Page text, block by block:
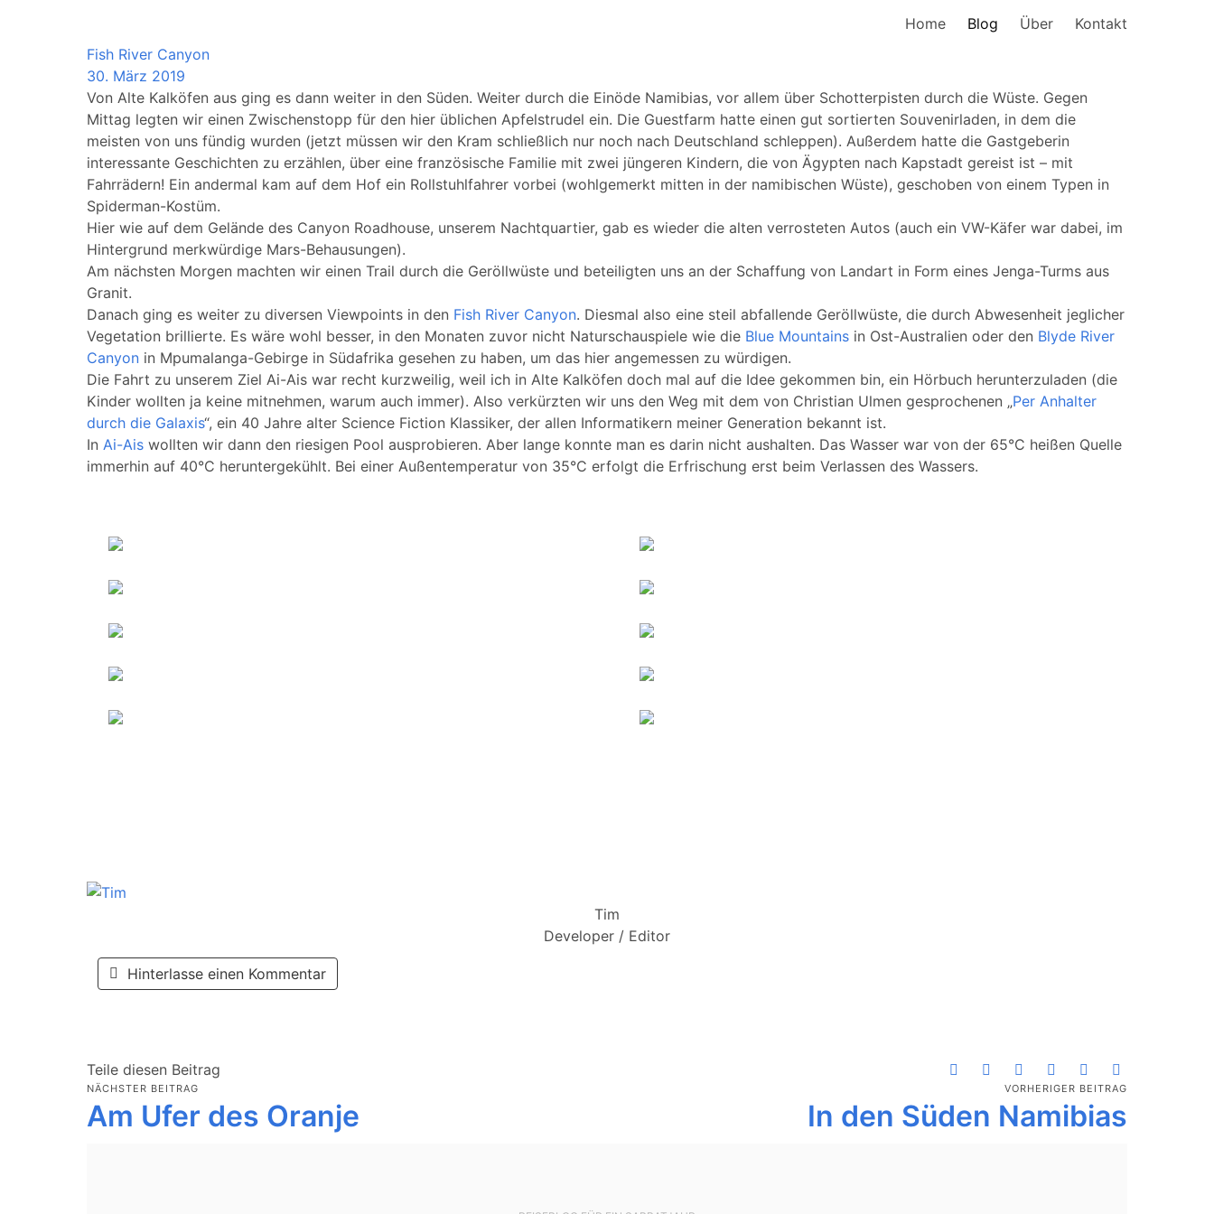
Home Blog Über Kontakt
Fish River Canyon
30. März 2019
Von Alte Kalköfen aus ging es dann weiter in den Süden. Weiter durch die Einöde Namibias, vor allem über Schotterpisten durch die Wüste. Gegen
Mittag legten wir einen Zwischenstopp für den hier üblichen Apfelstrudel ein. Die Guestfarm hatte einen gut sortierten Souvenirladen, in dem die
meisten von uns fündig wurden (jetzt müssen wir den Kram schließlich nur noch nach Deutschland schleppen). Außerdem hatte die Gastgeberin
interessante Geschichten zu erzählen, über eine französische Familie mit zwei jüngeren Kindern, die von Ägypten nach Kapstadt gereist ist – mit
Fahrrädern! Ein andermal kam auf dem Hof ein Rollstuhlfahrer vorbei (wohlgemerkt mitten in der namibischen Wüste), geschoben von einem Typen in
Spiderman-Kostüm.
Hier wie auf dem Gelände des Canyon Roadhouse, unserem Nachtquartier, gab es wieder die alten verrosteten Autos (auch ein VW-Käfer war dabei, im
Hintergrund merkwürdige Mars-Behausungen).
Am nächsten Morgen machten wir einen Trail durch die Geröllwüste und beteiligten uns an der Schaffung von Landart in Form eines Jenga-Turms aus
Granit.
Danach ging es weiter zu diversen Viewpoints in den Fish River Canyon. Diesmal also eine steil abfallende Geröllwüste, die durch Abwesenheit jeglicher
Vegetation brillierte. Es wäre wohl besser, in den Monaten zuvor nicht Naturschauspiele wie die Blue Mountains in Ost-Australien oder den Blyde River
Canyon in Mpumalanga-Gebirge in Südafrika gesehen zu haben, um das hier angemessen zu würdigen.
Die Fahrt zu unserem Ziel Ai-Ais war recht kurzweilig, weil ich in Alte Kalköfen doch mal auf die Idee gekommen bin, ein Hörbuch herunterzuladen (die
Kinder wollten ja keine mitnehmen, warum auch immer). Also verkürzten wir uns den Weg mit dem von Christian Ulmen gesprochenen „Per Anhalter
durch die Galaxis“, ein 40 Jahre alter Science Fiction Klassiker, der allen Informatikern meiner Generation bekannt ist.
In Ai-Ais wollten wir dann den riesigen Pool ausprobieren. Aber lange konnte man es darin nicht aushalten. Das Wasser war von der 65°C heißen Quelle
immerhin auf 40°C heruntergekühlt. Bei einer Außentemperatur von 35°C erfolgt die Erfrischung erst beim Verlassen des Wassers.
Tim
Developer / Editor
Hinterlasse einen Kommentar
Teile diesen Beitrag
NÄCHSTER BEITRAG
Am Ufer des Oranje
VORHERIGER BEITRAG
In den Süden Namibias